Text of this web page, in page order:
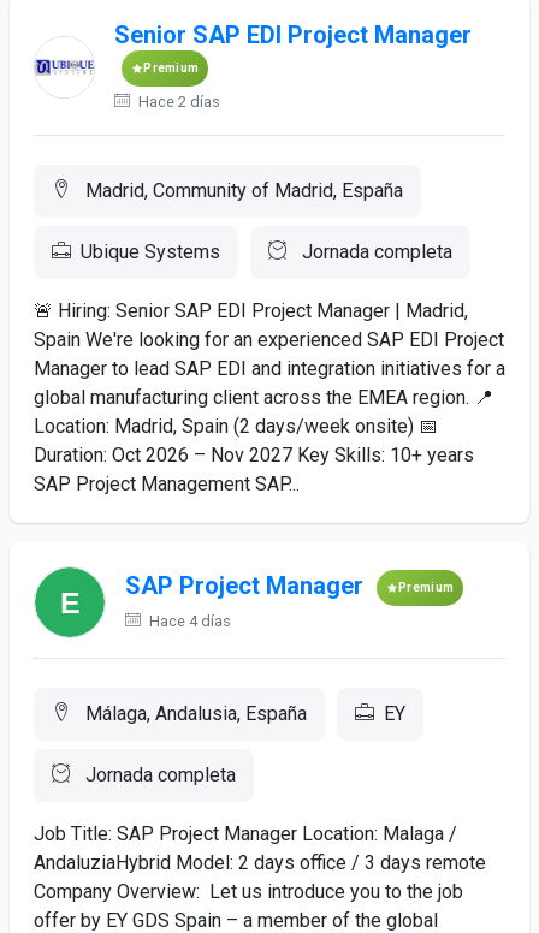
Senior SAP EDI Project Manager
Premium
Hace 2 días
Madrid, Community of Madrid, España
Ubique Systems Jornada completa
🚨 Hiring: Senior SAP EDI Project Manager | Madrid,
Spain We're looking for an experienced SAP EDI Project
Manager to lead SAP EDI and integration initiatives for a
global manufacturing client across the EMEA region. 📍
Location: Madrid, Spain (2 days/week onsite) 📅
Duration: Oct 2026 – Nov 2027 Key Skills: 10+ years
SAP Project Management SAP...
SAP Project Manager Premium
Hace 4 días
Málaga, Andalusia, España EY
Jornada completa
Job Title: SAP Project Manager Location: Malaga /
AndaluziaHybrid Model: 2 days office / 3 days remote
Company Overview: Let us introduce you to the job
offer by EY GDS Spain – a member of the global